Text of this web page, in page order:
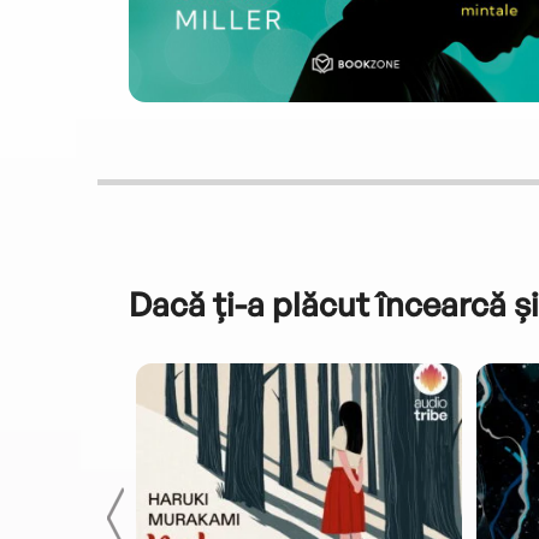
Dacă ți-a plăcut încearcă și